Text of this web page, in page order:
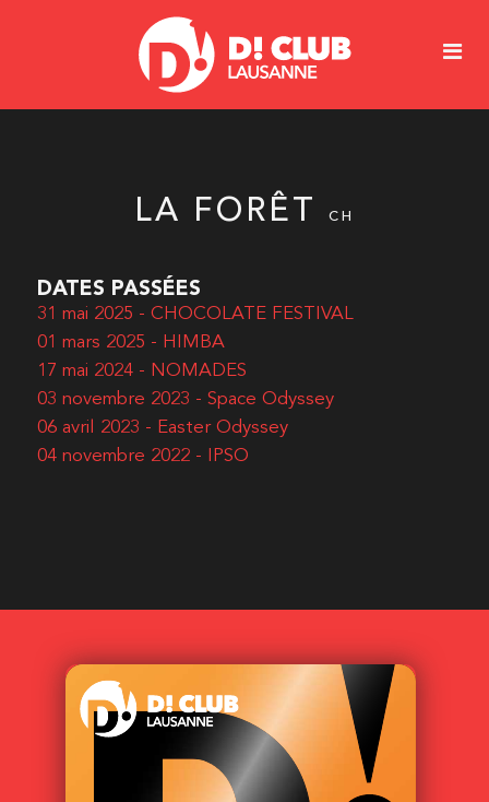
LA FORÊT CH
DATES PASSÉES
31 mai 2025 - CHOCOLATE FESTIVAL
01 mars 2025 - HIMBA
17 mai 2024 - NOMADES
03 novembre 2023 - Space Odyssey
06 avril 2023 - Easter Odyssey
04 novembre 2022 - IPSO